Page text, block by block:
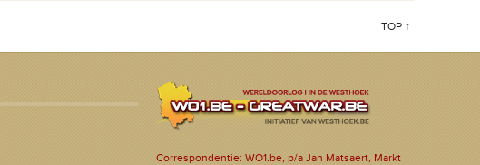
TOP ↑
Correspondentie: WO1.be, p/a Jan Matsaert, Markt